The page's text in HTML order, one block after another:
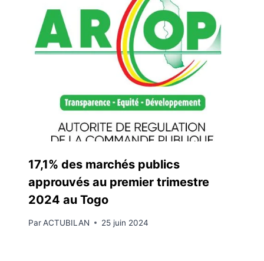
17,1% des marchés publics
approuvés au premier trimestre
2024 au Togo
ParACTUBILAN 25 juin 2024